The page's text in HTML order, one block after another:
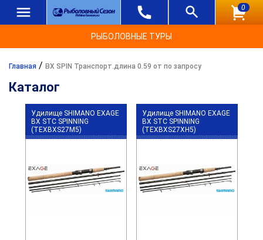
0
РЫБОЛОВНЫЕ ТУРЫ
Главная / BX SPIN Транспорт.длина 0.59 от по запросу
Каталог
Удилище SHIMANO EXAGE
BX STC SPINNING
(TEXBXS27M5)
Удилище SHIMANO EXAGE
BX STC SPINNING
(TEXBXS27XH5)